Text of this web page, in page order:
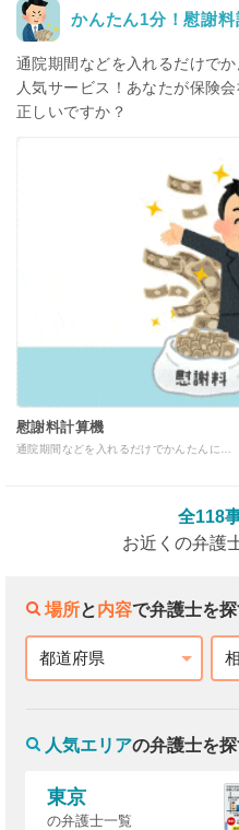
かんたん1分！慰謝料
通院期間などを入れるだけで
人気サービス！あなたが保険
正しいですか？
慰謝料計算機
全118
お近くの弁護
場所と内容で弁護士を
都道府県
人気エリアの弁護士を
東京
の弁護士一覧